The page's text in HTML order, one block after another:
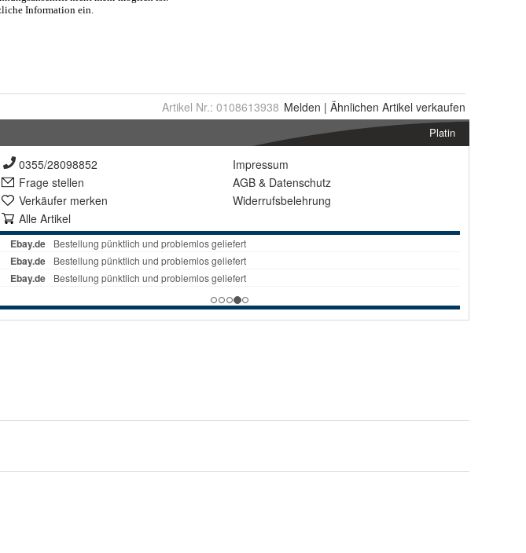
Artikel Nr.: 0108613938 Melden | Ähnlichen Artikel verkaufen
Platin
0355/28098852
Frage stellen
Verkäufer merken
Alle Artikel
Impressum
AGB & Datenschutz
Widerrufsbelehrung